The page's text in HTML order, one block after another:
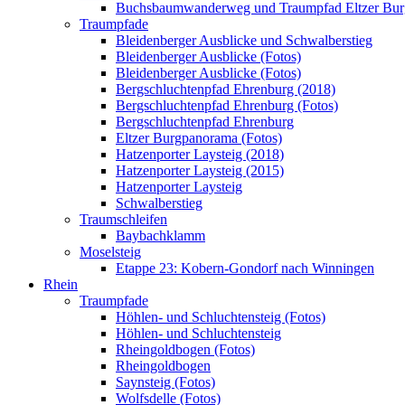
Buchsbaumwanderweg und Traumpfad Eltzer
Traumpfade
Bleidenberger Ausblicke und Schwalberstieg
Bleidenberger Ausblicke (Fotos)
Bleidenberger Ausblicke (Fotos)
Bergschluchtenpfad Ehrenburg (2018)
Bergschluchtenpfad Ehrenburg (Fotos)
Bergschluchtenpfad Ehrenburg
Eltzer Burgpanorama (Fotos)
Hatzenporter Laysteig (2018)
Hatzenporter Laysteig (2015)
Hatzenporter Laysteig
Schwalberstieg
Traumschleifen
Baybachklamm
Moselsteig
Etappe 23: Kobern-Gondorf nach Winningen
Rhein
Traumpfade
Höhlen- und Schluchtensteig (Fotos)
Höhlen- und Schluchtensteig
Rheingoldbogen (Fotos)
Rheingoldbogen
Saynsteig (Fotos)
Wolfsdelle (Fotos)